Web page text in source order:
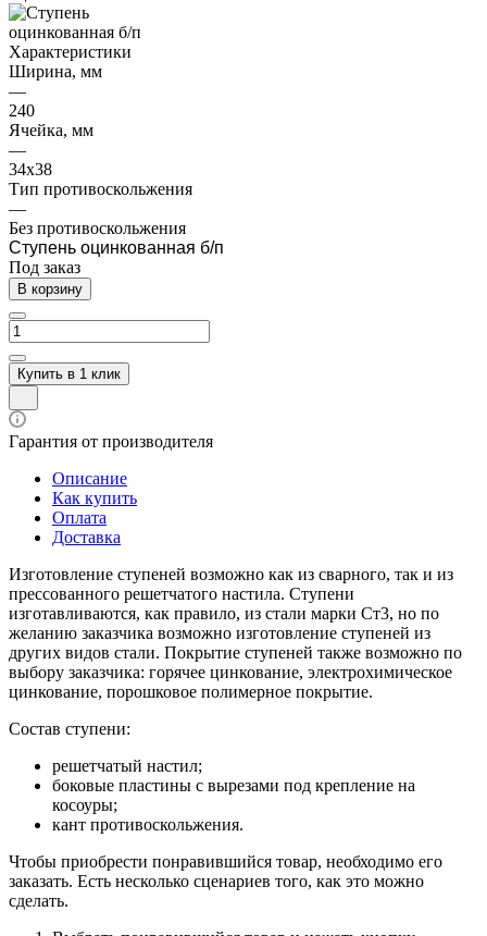
Характеристики
Ширина, мм
—
240
Ячейка, мм
—
34х38
Тип противоскольжения
—
Без противоскольжения
Ступень оцинкованная б/п
Под заказ
В корзину
Купить в 1 клик
Гарантия от производителя
Описание
Как купить
Оплата
Доставка
Изготовление ступеней возможно как из сварного, так и из
прессованного решетчатого настила. Ступени
изготавливаются, как правило, из стали марки Ст3, но по
желанию заказчика возможно изготовление ступеней из
других видов стали. Покрытие ступеней также возможно по
выбору заказчика: горячее цинкование, электрохимическое
цинкование, порошковое полимерное покрытие.
Состав ступени:
решетчатый настил;
боковые пластины с вырезами под крепление на
косоуры;
кант противоскольжения.
Чтобы приобрести понравившийся товар, необходимо его
заказать. Есть несколько сценариев того, как это можно
сделать.